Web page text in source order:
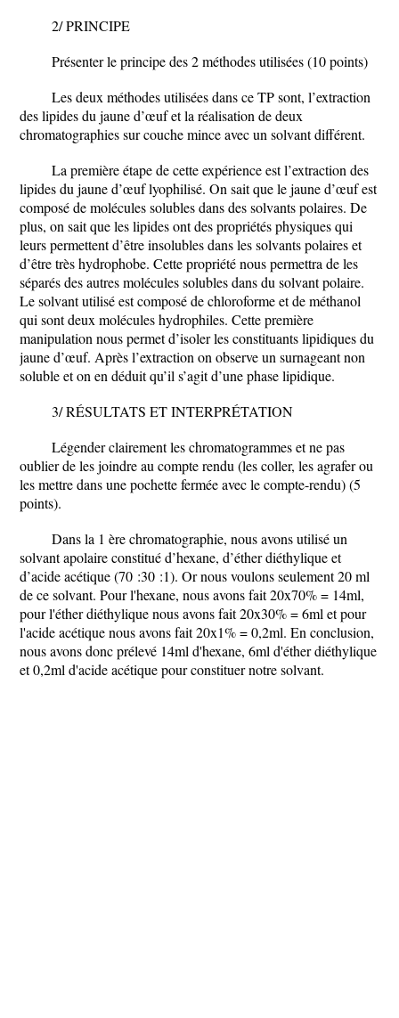
2/ PRINCIPE
Présenter le principe des 2 méthodes utilisées (10 points)
Les deux méthodes utilisées dans ce TP sont, l’extraction
des lipides du jaune d’œuf et la réalisation de deux
chromatographies sur couche mince avec un solvant différent.
La première étape de cette expérience est l’extraction des
lipides du jaune d’œuf lyophilisé. On sait que le jaune d’œuf est
composé de molécules solubles dans des solvants polaires. De
plus, on sait que les lipides ont des propriétés physiques qui
leurs permettent d’être insolubles dans les solvants polaires et
d’être très hydrophobe. Cette propriété nous permettra de les
séparés des autres molécules solubles dans du solvant polaire.
Le solvant utilisé est composé de chloroforme et de méthanol
qui sont deux molécules hydrophiles. Cette première
manipulation nous permet d’isoler les constituants lipidiques du
jaune d’œuf. Après l’extraction on observe un surnageant non
soluble et on en déduit qu’il s’agit d’une phase lipidique.
3/ RÉSULTATS ET INTERPRÉTATION
Légender clairement les chromatogrammes et ne pas
oublier de les joindre au compte rendu (les coller, les agrafer ou
les mettre dans une pochette fermée avec le compte-rendu) (5
points).
Dans la 1 ère chromatographie, nous avons utilisé un
solvant apolaire constitué d’hexane, d’éther diéthylique et
d’acide acétique (70 :30 :1). Or nous voulons seulement 20 ml
de ce solvant. Pour l'hexane, nous avons fait 20x70% = 14ml,
pour l'éther diéthylique nous avons fait 20x30% = 6ml et pour
l'acide acétique nous avons fait 20x1% = 0,2ml. En conclusion,
nous avons donc prélevé 14ml d'hexane, 6ml d'éther diéthylique
et 0,2ml d'acide acétique pour constituer notre solvant.